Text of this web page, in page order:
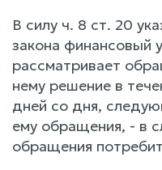
В силу ч. 8 ст. 20
закона финансовый
рассматривает
нему решение в
дней со дня,
ему обращения, - в
обращения